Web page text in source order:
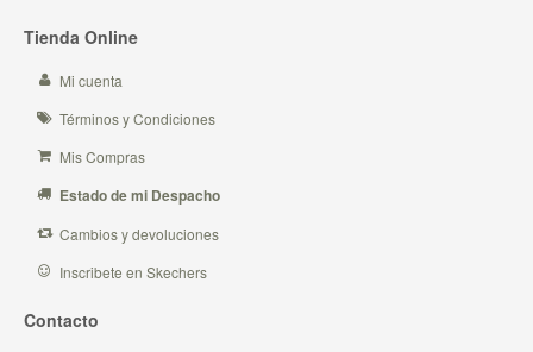
Tienda Online
Mi cuenta
Términos y Condiciones
Mis Compras
Estado de mi Despacho
Cambios y devoluciones
Inscribete en Skechers
Contacto